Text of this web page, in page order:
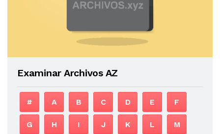
Examinar Archivos AZ
# A B C D E F
G H I J K L M